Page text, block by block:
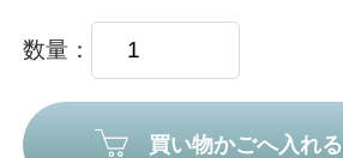
数量
買い物かごへ入れる